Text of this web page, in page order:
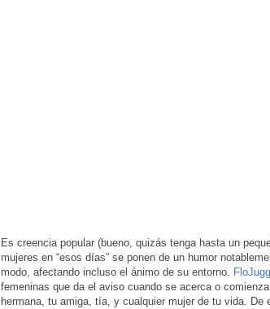
Es creencia popular (bueno, quizás tenga hasta un
mujeres en “esos días” se ponen de un humor
modo, afectando incluso el ánimo de su entorno.
femeninas que da el aviso cuando se acerca o
hermana, tu amiga, tía, y cualquier mujer de tu vida. De